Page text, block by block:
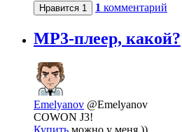
Нравится 1 1 комментарий
MP3-плеер, какой?
Emelyanov @Emelyanov
COWON J3!
Купить можно у меня ))